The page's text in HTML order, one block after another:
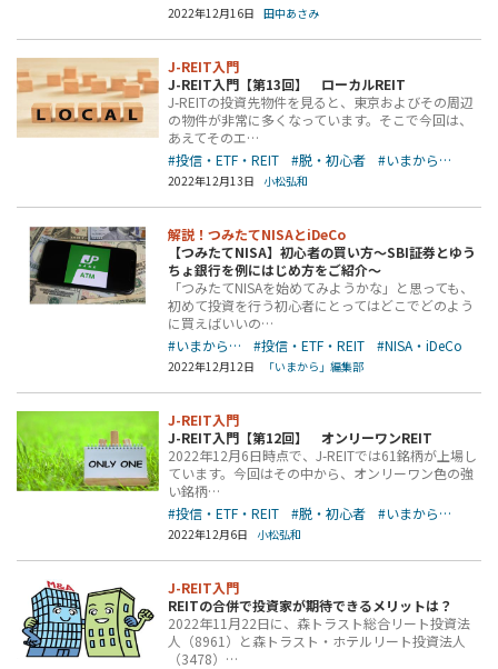
2022年12月16日 田中あさみ
J-REIT入門
J-REIT入門【第13回】 ローカルREIT
J-REITの投資先物件を見ると、東京およびその周辺
の物件が非常に多くなっています。そこで今回は、
あえてそのエ…
#投信・ETF・REIT
#脱・初心者 #いまから…
2022年12月13日 小松弘和
解説！つみたてNISAとiDeCo
【つみたてNISA】初心者の買い方～SBI証券とゆう
ちょ銀行を例にはじめ方をご紹介～
「つみたてNISAを始めてみようかな」と思っても、
初めて投資を行う初心者にとってはどこでどのよう
に買えばいいの…
#いまから…
#投信・ETF・REIT #NISA・iDeCo
2022年12月12日 「いまから」編集部
J-REIT入門
J-REIT入門【第12回】 オンリーワンREIT
2022年12月6日時点で、J-REITでは61銘柄が上場し
ています。今回はその中から、オンリーワン色の強
い銘柄…
#投信・ETF・REIT
#脱・初心者 #いまから…
2022年12月6日 小松弘和
J-REIT入門
REITの合併で投資家が期待できるメリットは？
2022年11月22日に、森トラスト総合リート投資法
人（8961）と森トラスト・ホテルリート投資法人
（3478）…